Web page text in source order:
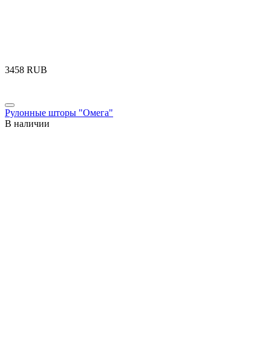
‍3458‍ RUB
Рулонные шторы "Омега"
В наличии